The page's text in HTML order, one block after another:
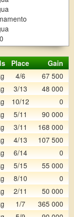
Place
Gain
4/6 67 500
3/13 48 000
10/12 0
5/11 90 000
3/11 168 000
4/13 107 500
6/14 0
5/15 55 000
8/10 0
2/11 50 000
1/7 365 000